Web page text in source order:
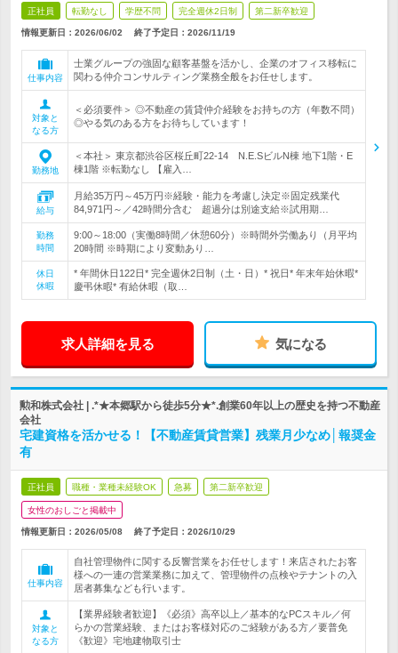
正社員 転勤なし 学歴不問 完全週休2日制 第二新卒歓迎
情報更新日：2026/06/02 終了予定日： 2026/11/19
仕事内容
士業グループの強固な顧客基盤を活かし、企業のオフィス移転に
関わる仲介コンサルティング業務全般をお任せします。
対象と
なる方
＜必須要件＞ ◎不動産の賃貸仲介経験をお持ちの方（年数不問）
◎やる気のある方をお待ちしています！
勤務地
＜本社＞ 東京都渋谷区桜丘町22-14 N.E.SビルN棟 地下1階・E
棟1階 ※転勤なし 【雇入…
給与
月給35万円～45万円※経験・能力を考慮し決定※固定残業代
84,971円～／42時間分含む 超過分は別途支給※試用期…
勤務
時間
9:00～18:00（実働8時間／休憩60分）※時間外労働あり（月平均
20時間 ※時期により変動あり…
休日
休暇
* 年間休日122日* 完全週休2日制（土・日）* 祝日* 年末年始休暇*
慶弔休暇* 有給休暇（取…
求人詳細を見る 気になる
勲和株式会社 | .*★本郷駅から徒歩5分★*.創業60年以上の歴史を持つ不動産
会社
宅建資格を活かせる！【不動産賃貸営業】残業月少なめ│報奨金
有
正社員 職種・業種未経験OK 急募 第二新卒歓迎
女性のおしごと掲載中
情報更新日：2026/05/08 終了予定日： 2026/10/29
仕事内容
自社管理物件に関する反響営業をお任せします！来店されたお客
様への一連の営業業務に加えて、管理物件の点検やテナントの入
居者募集なども行います。
対象と
なる方
【業界経験者歓迎】《必須》高卒以上／基本的なPCスキル／何
らかの営業経験、またはお客様対応のご経験がある方／要普免
《歓迎》宅地建物取引士